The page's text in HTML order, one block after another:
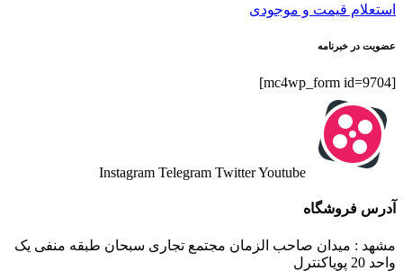
استعلام قیمت و موجودی
عضویت در خبرنامه
[mc4wp_form id=9704]
Instagram Telegram TwitterYoutube
آدرس فروشگاه
مشهد : میدان صاحب الزمان مجتمع تجاری سبحان طبقه منفی یک
واحد 20 پویاکنترل